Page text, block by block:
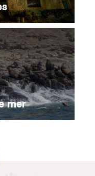
mer